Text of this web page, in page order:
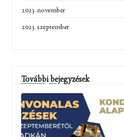
2023. november
2023. szeptember
További bejegyzések